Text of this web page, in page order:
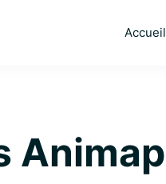
Accueil
Animap